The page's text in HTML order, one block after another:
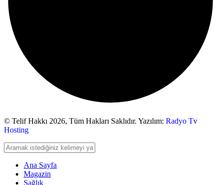
© Telif Hakkı 2026, Tüm Hakları Saklıdır. Yazılım: Radyo Tv
Hosting
Ana Sayfa
Magazin
Sağlık